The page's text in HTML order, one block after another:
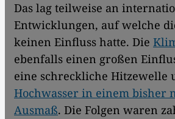
Das lag teilweise an
Entwicklungen, auf welche
keinen Einfluss hatte. Die
ebenfalls einen großen
eine schreckliche Hitzewelle
Hochwasser in einem bisher
Ausmaß. Die Folgen waren